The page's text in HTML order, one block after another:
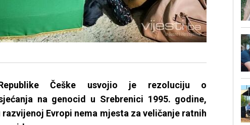
Češke usvojio je rezoluciju o
na genocid u Srebrenici 1995. godine,
Evropi nema mjesta za veličanje ratnih